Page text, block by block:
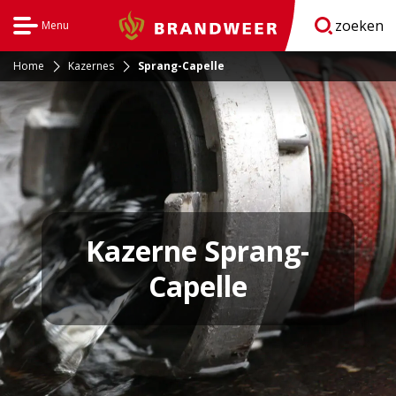
Menu Brandweer zoeken
Home Kazernes Sprang-Capelle
Kazerne Sprang-
Capelle